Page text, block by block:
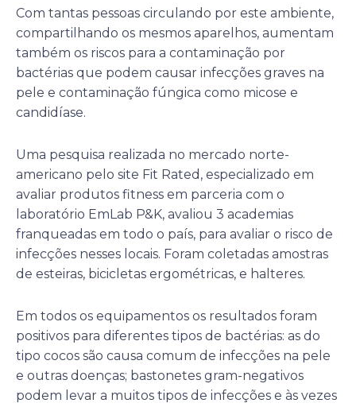
Com tantas pessoas circulando por este ambiente,
compartilhando os mesmos aparelhos, aumentam
também os riscos para a contaminação por
bactérias que podem causar infecções graves na
pele e contaminação fúngica como micose e
candidíase.
Uma pesquisa realizada no mercado norte-
americano pelo site Fit Rated, especializado em
avaliar produtos fitness em parceria com o
laboratório EmLab P&K, avaliou 3 academias
franqueadas em todo o país, para avaliar o risco de
infecções nesses locais. Foram coletadas amostras
de esteiras, bicicletas ergométricas, e halteres.
Em todos os equipamentos os resultados foram
positivos para diferentes tipos de bactérias: as do
tipo cocos são causa comum de infecções na pele
e outras doenças; bastonetes gram-negativos
podem levar a muitos tipos de infecções e às vezes